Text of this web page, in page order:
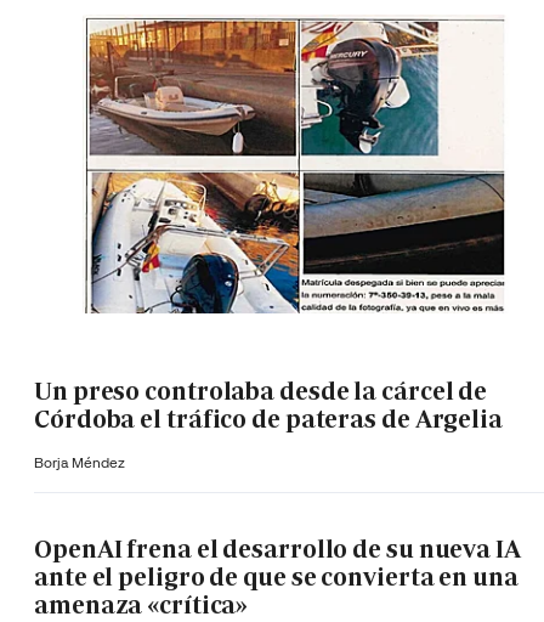
Un preso controlaba desde la cárcel de
Córdoba el tráfico de pateras de Argelia
Borja Méndez
OpenAI frena el desarrollo de su nueva IA
ante el peligro de que se convierta en una
amenaza «crítica»